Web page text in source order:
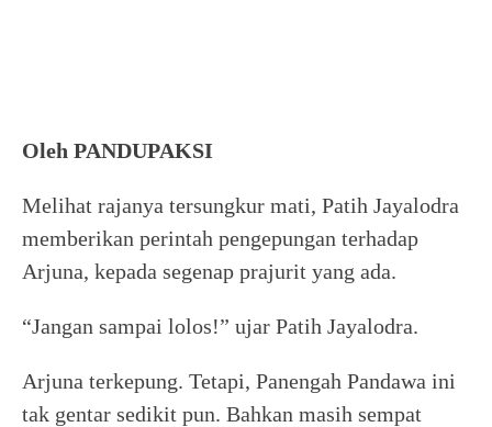
Oleh PANDUPAKSI
Melihat rajanya tersungkur mati, Patih Jayalodra
memberikan perintah pengepungan terhadap
Arjuna, kepada segenap prajurit yang ada.
“Jangan sampai lolos!” ujar Patih Jayalodra.
Arjuna terkepung. Tetapi, Panengah Pandawa ini
tak gentar sedikit pun. Bahkan masih sempat